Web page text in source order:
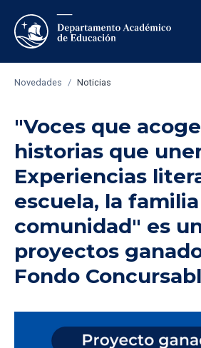
Novedades / Noticias
"Voces que
historias que
Experiencias
escuela, la
comunidad" es
proyectos
Fondo